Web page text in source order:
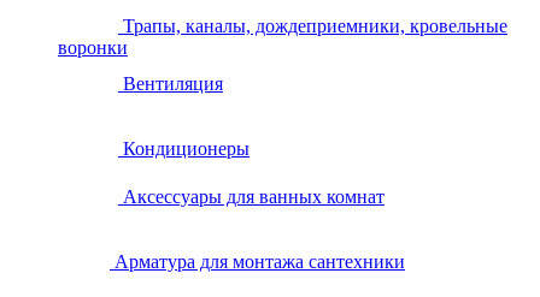
Трапы, каналы, дождеприемники, кровельные
воронки
Вентиляция
Кондиционеры
Аксессуары для ванных комнат
Арматура для монтажа сантехники